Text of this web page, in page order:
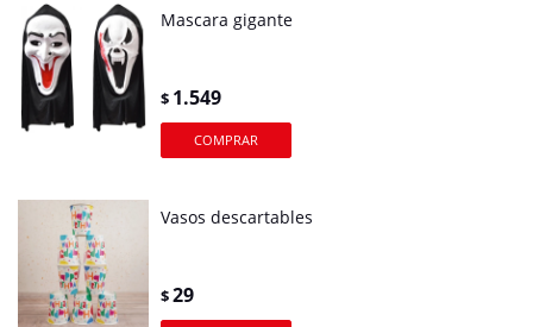
Mascara gigante
$ 1.549
Vasos descartables
$29